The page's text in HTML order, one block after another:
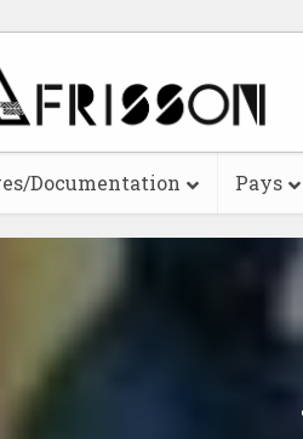
Documentation Pays